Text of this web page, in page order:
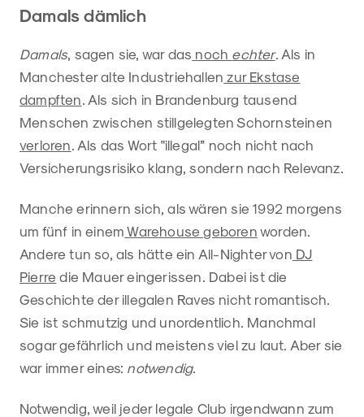
Damals dämlich
Damals , sagen sie, war das noch echter. Als in
Manchester alte Industriehallen zur Ekstase
dampften . Als sich in Brandenburg tausend
Menschen zwischen stillgelegten Schornsteinen
verloren . Als das Wort "illegal” noch nicht nach
Versicherungsrisiko klang, sondern nach Relevanz.
Manche erinnern sich, als wären sie 1992 morgens
um fünf in einem Warehouse geboren worden.
Andere tun so, als hätte ein All-Nighter von DJ
Pierre die Mauer eingerissen. Dabei ist die
Geschichte der illegalen Raves nicht romantisch.
Sie ist schmutzig und unordentlich. Manchmal
sogar gefährlich und meistens viel zu laut. Aber sie
war immer eines: notwendig.
Notwendig, weil jeder legale Club irgendwann zum